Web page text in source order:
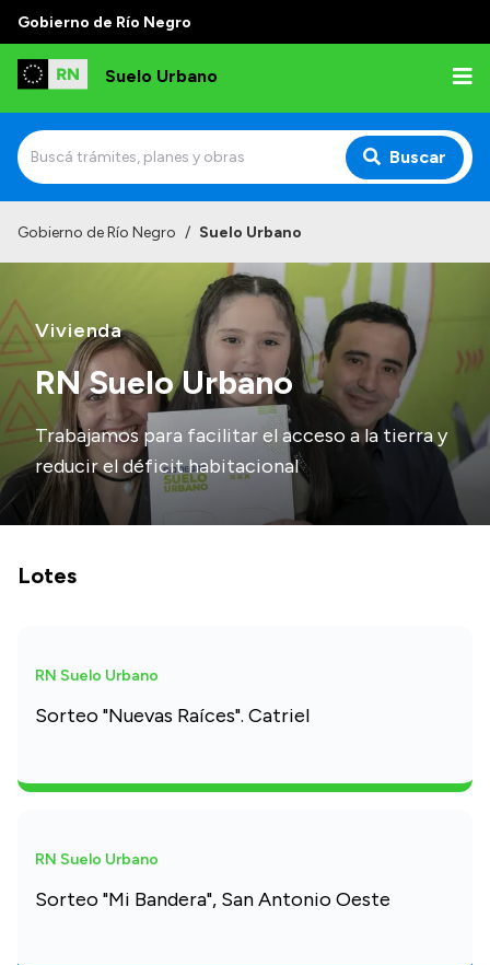
Gobierno de Río Negro
Suelo Urbano
Buscar
Gobierno de Río Negro / Suelo Urbano
Vivienda
RN Suelo Urbano
Trabajamos para facilitar el acceso a la tierra y
reducir el déficit habitacional
Lotes
Sorteo "Nuevas Raíces". Catriel
RN Suelo Urbano
Sorteo "Mi Bandera", San Antonio Oeste
RN Suelo Urbano